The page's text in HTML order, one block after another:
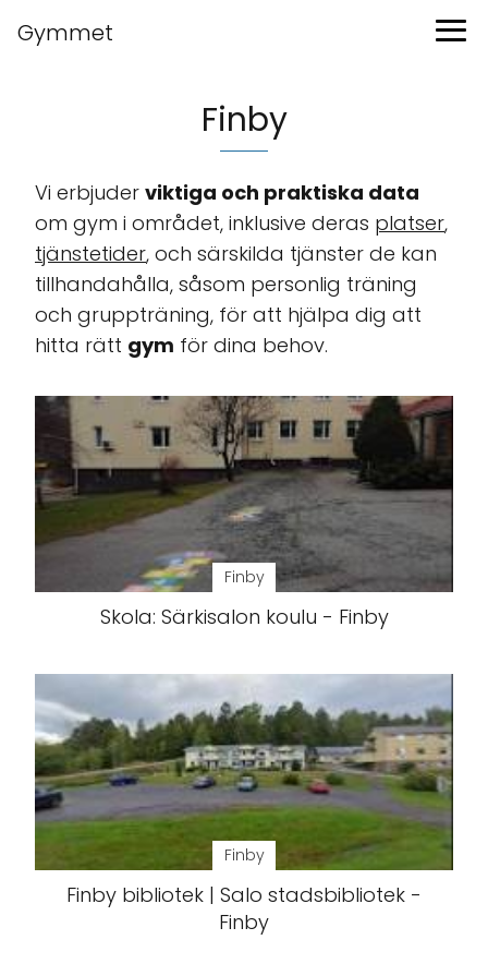
Gymmet
Finby
Vi erbjuder viktiga och praktiska data
om gym i området, inklusive deras platser,
tjänstetider, och särskilda tjänster de kan
tillhandahålla, såsom personlig träning
och gruppträning, för att hjälpa dig att
hitta rätt gym för dina behov.
Finby
Skola: Särkisalon koulu - Finby
Finby
Finby bibliotek | Salo stadsbibliotek -
Finby